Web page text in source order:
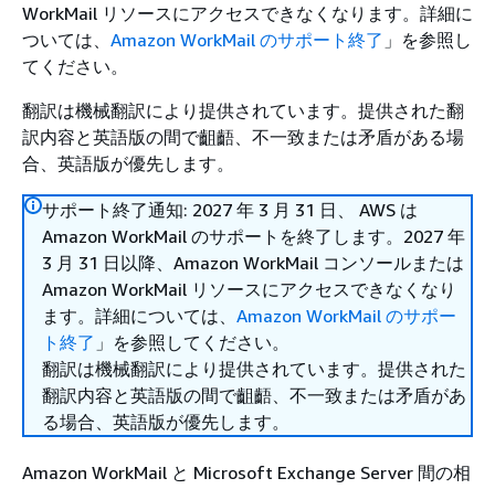
WorkMail リソースにアクセスできなくなります。詳細に
ついては、 Amazon WorkMail のサポート終了 」を参照し
てください。
翻訳は機械翻訳により提供されています。提供された翻
訳内容と英語版の間で齟齬、不一致または矛盾がある場
合、英語版が優先します。
サポート終了通知: 2027 年 3 月 31 日、 AWS は
Amazon WorkMail のサポートを終了します。2027 年
3 月 31 日以降、Amazon WorkMail コンソールまたは
Amazon WorkMail リソースにアクセスできなくなり
ます。詳細については、 Amazon WorkMail のサポー
ト終了 」を参照してください。
翻訳は機械翻訳により提供されています。提供された
翻訳内容と英語版の間で齟齬、不一致または矛盾があ
る場合、英語版が優先します。
Amazon WorkMail と Microsoft Exchange Server 間の相